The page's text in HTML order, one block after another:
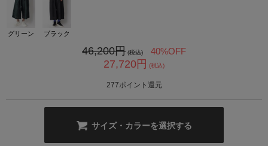
グリーン ブラック
46,200円 (税込) 40%OFF
27,720円 (税込)
277ポイント還元
サイズ・カラーを選択する